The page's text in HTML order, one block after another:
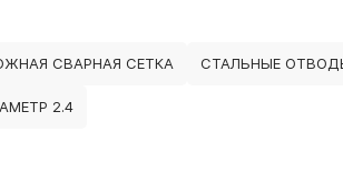
СВАРНАЯ СЕТКА СТАЛЬНЫЕ
2.4